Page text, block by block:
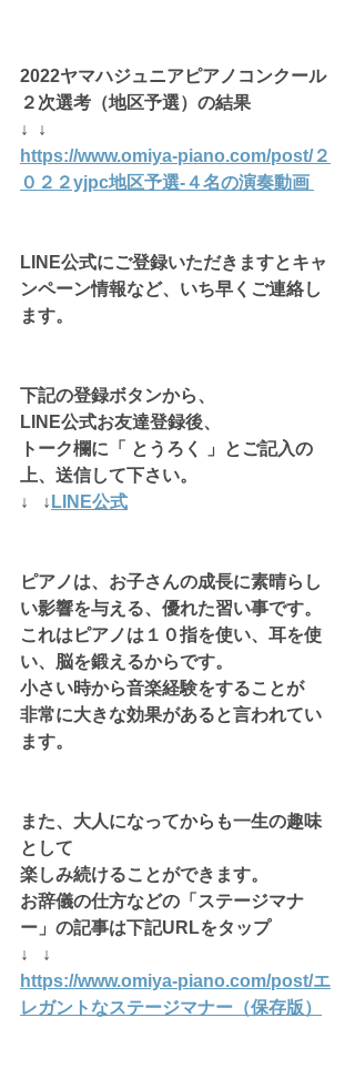
2022ヤマハジュニアピアノコンクール
２次選考（地区予選）の結果
↓  ↓
https://www.omiya-piano.com/post/２
０２２yjpc地区予選-４名の演奏動画
LINE公式にご登録いただきますとキャ
ンペーン情報など、いち早くご連絡し
ます。
下記の登録ボタンから、
LINE公式お友達登録後、
トーク欄に「 とうろく 」とご記入の
上、送信して下さい。
↓   ↓ LINE公式
ピアノは、お子さんの成長に素晴らし
い影響を与える、優れた習い事です。
これはピアノは１０指を使い、耳を使
い、脳を鍛えるからです。
小さい時から音楽経験をすることが
非常に大きな効果があると言われてい
ます。
また、大人になってからも一生の趣味
として
楽しみ続けることができます。
お辞儀の仕方などの「ステージマナ
ー」の記事は下記URLをタップ
↓   ↓
https://www.omiya-piano.com/post/エ
レガントなステージマナー（保存版）